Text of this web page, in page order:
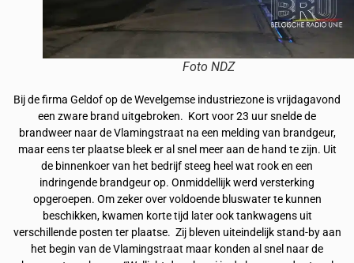
Foto NDZ
Bij de firma Geldof op de Wevelgemse industriezone is vrijdagavond
een zware brand uitgebroken. Kort voor 23 uur snelde de
brandweer naar de Vlamingstraat na een melding van brandgeur,
maar eens ter plaatse bleek er al snel meer aan de hand te zijn. Uit
de binnenkoer van het bedrijf steeg heel wat rook en een
indringende brandgeur op. Onmiddellijk werd versterking
opgeroepen. Om zeker over voldoende bluswater te kunnen
beschikken, kwamen korte tijd later ook tankwagens uit
verschillende posten ter plaatse. Zij bleven uiteindelijk stand-by aan
het begin van de Vlamingstraat maar konden al snel naar de